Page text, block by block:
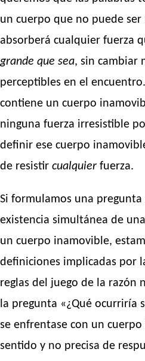
un cuerpo que no puede
absorberá cualquier fuerza
grande que sea, sin cambiar
perceptibles en el
contiene un cuerpo
ninguna fuerza irresistible
definir ese cuerpo
de resistir cualquier fuerza.
Si formulamos una
existencia simultánea de
un cuerpo inamovible,
definiciones implicadas por
reglas del juego de la razón
la pregunta «¿Qué ocurriría
se enfrentase con un
sentido y no precisa de